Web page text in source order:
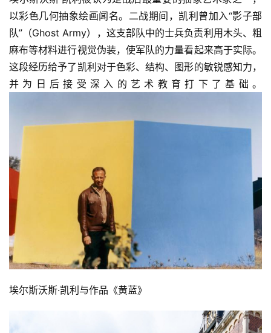
一
百
例
以彩色几何抽象绘画闻名。二战期间，凯利曾加入“影子部
队”（Ghost Army），这支部队中的士兵负责利用木头、粗
麻布等材料进行视觉伪装，使军队的力量看起来高于实际。
这段经历给予了凯利对于色彩、结构、图形的敏锐感知力，
并为日后接受深入的艺术教育打下了基础。
埃尔斯沃斯·凯利与作品《黄蓝》